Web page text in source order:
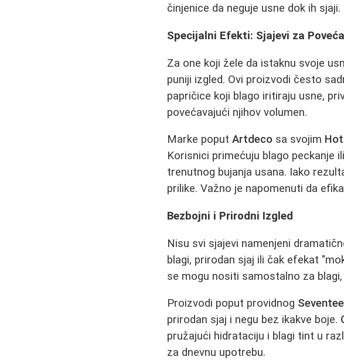
činjenice da neguje usne dok ih sjaji.
Specijalni Efekti: Sjajevi za
Za one koji žele da istaknu svoje
puniji izgled. Ovi proizvodi često
papričice koji blago iritiraju usne,
povećavajući njihov volumen.
Marke poputArtdeco sa svojim
Korisnici primećuju blago peckanje
trenutnog bujanja usana. Iako
prilike. Važno je napomenuti da
Bezbojni i Prirodni Izgled
Nisu svi sjajevi namenjeni
blagi, prirodan sjaj ili čak efekat
se mogu nositi samostalno za
Proizvodi poput providnog
prirodan sjaj i negu bez ikakve boje.
pružajući hidrataciju i blagi tint u
za dnevnu upotrebu.